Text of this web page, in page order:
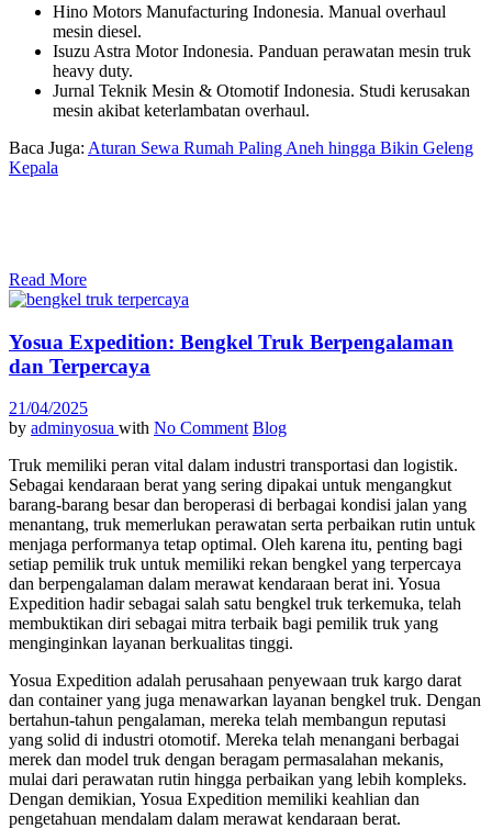
Hino Motors Manufacturing Indonesia. Manual overhaul
mesin diesel.
Isuzu Astra Motor Indonesia. Panduan perawatan mesin truk
heavy duty.
Jurnal Teknik Mesin & Otomotif Indonesia. Studi kerusakan
mesin akibat keterlambatan overhaul.
Baca Juga: Aturan Sewa Rumah Paling Aneh hingga Bikin Geleng
Kepala
Read More
Yosua Expedition: Bengkel Truk Berpengalaman
dan Terpercaya
21/04/2025
by adminyosua with No Comment Blog
Truk memiliki peran vital dalam industri transportasi dan logistik.
Sebagai kendaraan berat yang sering dipakai untuk mengangkut
barang-barang besar dan beroperasi di berbagai kondisi jalan yang
menantang, truk memerlukan perawatan serta perbaikan rutin untuk
menjaga performanya tetap optimal. Oleh karena itu, penting bagi
setiap pemilik truk untuk memiliki rekan bengkel yang terpercaya
dan berpengalaman dalam merawat kendaraan berat ini. Yosua
Expedition hadir sebagai salah satu bengkel truk terkemuka, telah
membuktikan diri sebagai mitra terbaik bagi pemilik truk yang
menginginkan layanan berkualitas tinggi.
Yosua Expedition adalah perusahaan penyewaan truk kargo darat
dan container yang juga menawarkan layanan bengkel truk. Dengan
bertahun-tahun pengalaman, mereka telah membangun reputasi
yang solid di industri otomotif. Mereka telah menangani berbagai
merek dan model truk dengan beragam permasalahan mekanis,
mulai dari perawatan rutin hingga perbaikan yang lebih kompleks.
Dengan demikian, Yosua Expedition memiliki keahlian dan
pengetahuan mendalam dalam merawat kendaraan berat.